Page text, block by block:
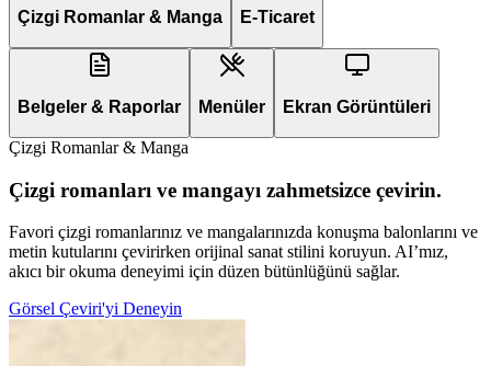
Çizgi Romanlar & Manga E-Ticaret
Belgeler & Raporlar Menüler Ekran Görüntüleri
Çizgi Romanlar & Manga
Çizgi romanları ve mangayı zahmetsizce çevirin.
Favori çizgi romanlarınız ve mangalarınızda konuşma balonlarını ve
metin kutularını çevirirken orijinal sanat stilini koruyun. AI’mız,
akıcı bir okuma deneyimi için düzen bütünlüğünü sağlar.
Görsel Çeviri'yi Deneyin